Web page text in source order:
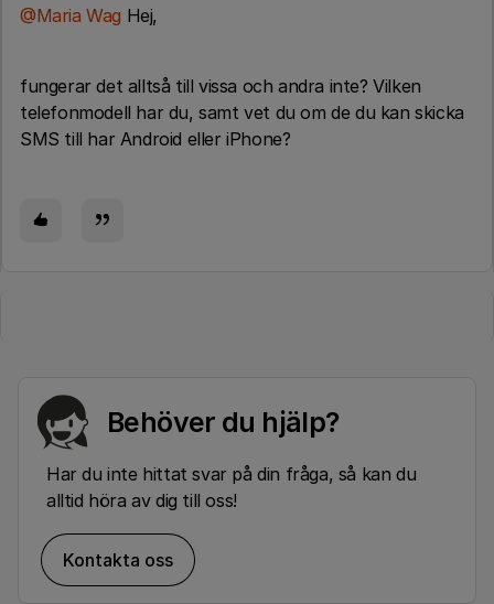
@Maria Wag Hej,
fungerar det alltså till vissa och andra inte? Vilken
telefonmodell har du, samt vet du om de du kan skicka
SMS till har Android eller iPhone?
Behöver du hjälp?
Har du inte hittat svar på din fråga, så kan du
alltid höra av dig till oss!
Kontakta oss